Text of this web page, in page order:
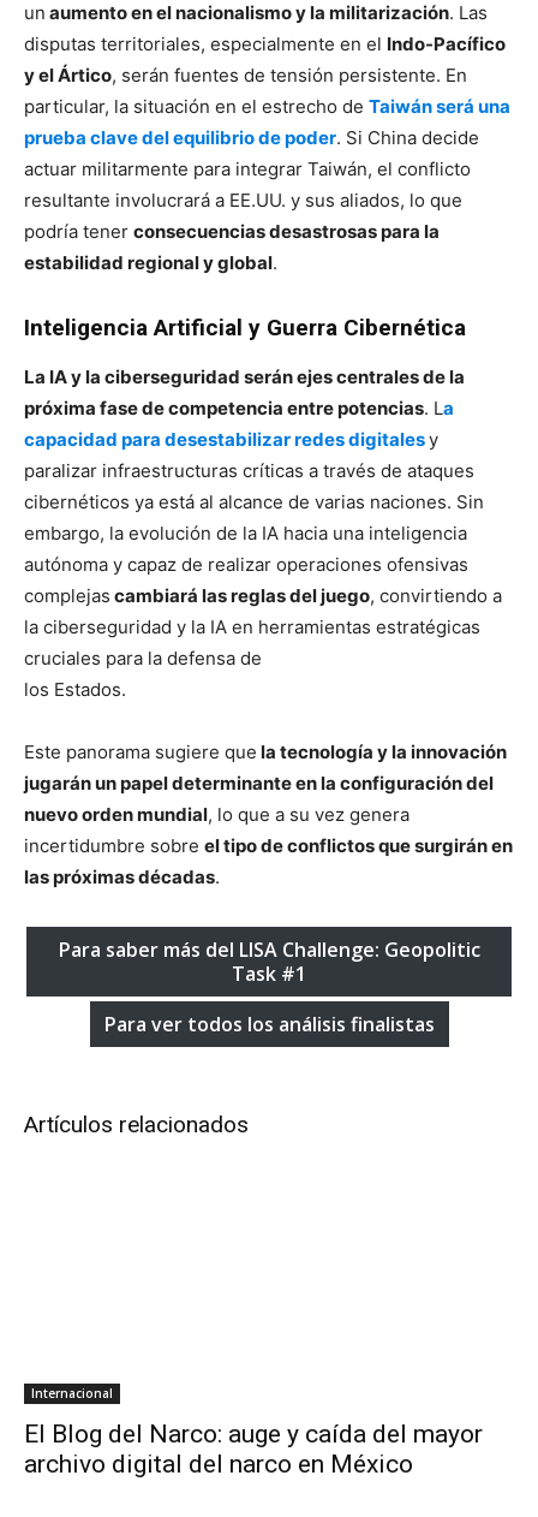
un aumento en el nacionalismo y la militarización. Las
disputas territoriales, especialmente en el Indo-Pacífico
y el Ártico, serán fuentes de tensión persistente. En
particular, la situación en el estrecho de Taiwán será una
prueba clave del equilibrio de poder. Si China decide
actuar militarmente para integrar Taiwán, el conflicto
resultante involucrará a EE.UU. y sus aliados, lo que
podría tener consecuencias desastrosas para la
estabilidad regional y global.
Inteligencia Artificial y Guerra Cibernética
La IA y la ciberseguridad serán ejes centrales de la
próxima fase de competencia entre potencias. La
capacidad para desestabilizar redes digitalesy
paralizar infraestructuras críticas a través de ataques
cibernéticos ya está al alcance de varias naciones. Sin
embargo, la evolución de la IA hacia una inteligencia
autónoma y capaz de realizar operaciones ofensivas
complejas cambiará las reglas del juego, convirtiendo a
la ciberseguridad y la IA en herramientas estratégicas
cruciales para la defensa de
los Estados.
Este panorama sugiere que la tecnología y la innovación
jugarán un papel determinante en la configuración del
nuevo orden mundial, lo que a su vez genera
incertidumbre sobre el tipo de conflictos que surgirán en
las próximas décadas.
Para saber más del LISA Challenge: Geopolitic
Task #1
Para ver todos los análisis finalistas
Artículos relacionados
Internacional
El Blog del Narco: auge y caída del mayor
archivo digital del narco en México